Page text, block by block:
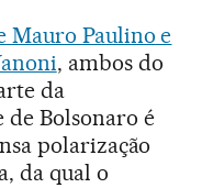
Mauro Paulino e
, ambos do
da
Bolsonaro é
polarização
da qual o